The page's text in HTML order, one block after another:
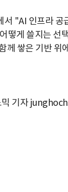
서 "AI 인프라 공
어떻게 쓸지는 선
께 쌓은 기반위
믹 기자